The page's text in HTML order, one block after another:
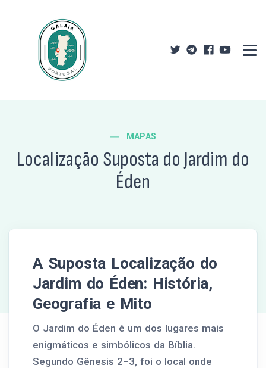
MAPAS
Localização Suposta do Jardim do
Éden
A Suposta Localização do
Jardim do Éden: História,
Geografia e Mito
O Jardim do Éden é um dos lugares mais
enigmáticos e simbólicos da Bíblia.
Segundo Gênesis 2–3, foi o local onde